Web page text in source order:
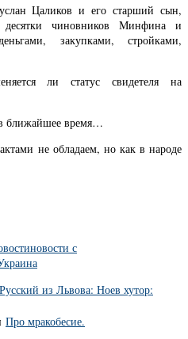
Цаликов и его старший сын,
чиновников Минфина и
закупками, стройками,
ли статус свидетеля на
ближайшее время…
не обладаем, но как в народе
новости с
Русский из Львова: Ноев хутор:
Про мракобесие.